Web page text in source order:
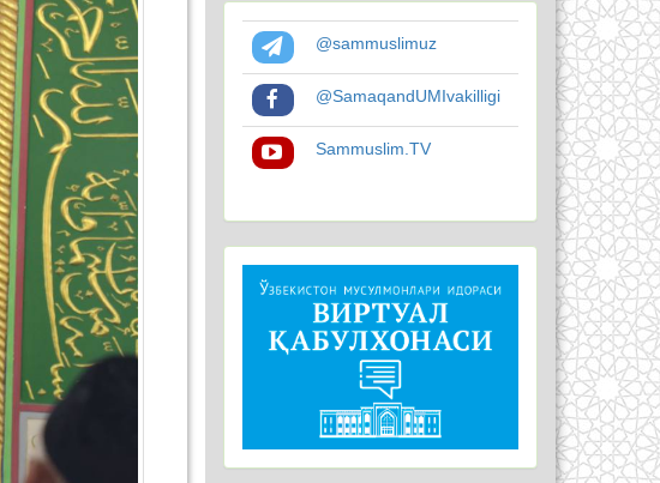
@sammuslimuz
@SamaqandUMIvakilligi
Sammuslim.TV